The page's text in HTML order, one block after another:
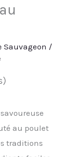
Sauvageon /
au poulet
traditions